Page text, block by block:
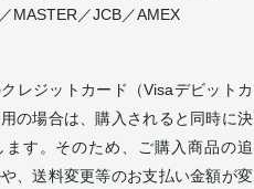
MASTER／JCB／AMEX
レジットカード（Visaデビットカ
の場合は、購入されると同時に決
す。そのため、ご購入商品の追
、送料変更等のお支払い金額が変